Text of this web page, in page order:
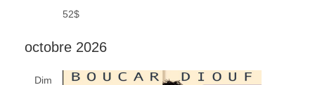
52$
octobre 2026
Dim